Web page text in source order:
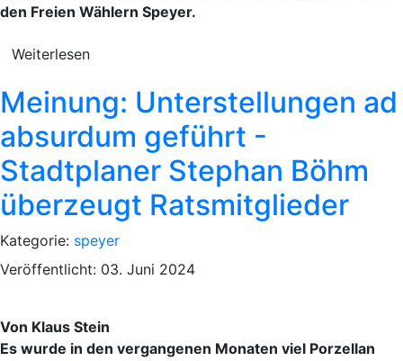
den Freien Wählern Speyer.
Weiterlesen
Meinung: Unterstellungen ad
absurdum geführt -
Stadtplaner Stephan Böhm
überzeugt Ratsmitglieder
Kategorie: speyer
Veröffentlicht: 03. Juni 2024
Von Klaus Stein
Es wurde in den vergangenen Monaten viel Porzellan